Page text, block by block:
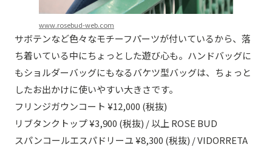
www.rosebud-web.com
サボテンなど色々なモチーフパーツが付いているから、落
ち着いている中にちょっとした遊び心も。ハンドバッグに
もショルダーバッグにもなるバケツ型バッグは、ちょっと
したお出かけに使いやすい大きさです。
フリンジガウンコート ¥12,000 (税抜)
リブタンクトップ ¥3,900 (税抜) / 以上 ROSE BUD
スパンコールエスパドリーユ ¥8,300 (税抜) / VIDORRETA